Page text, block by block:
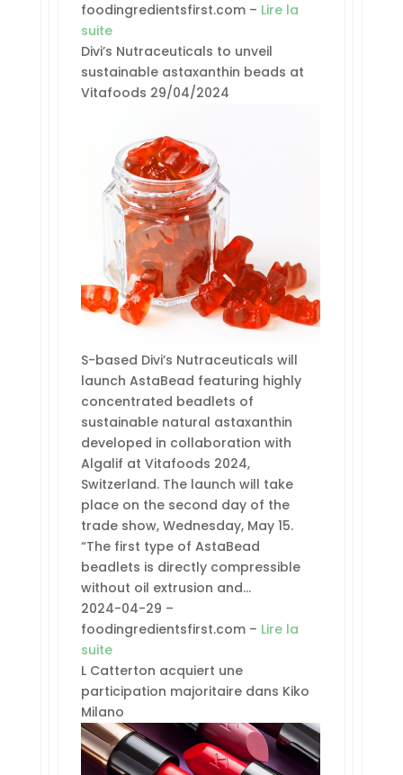
foodingredientsfirst.com – Lire la
suite
Divi’s Nutraceuticals to unveil
sustainable astaxanthin beads at
Vitafoods 29/04/2024
S-based Divi’s Nutraceuticals will
launch AstaBead featuring highly
concentrated beadlets of
sustainable natural astaxanthin
developed in collaboration with
Algalif at Vitafoods 2024,
Switzerland. The launch will take
place on the second day of the
trade show, Wednesday, May 15.
“The first type of AstaBead
beadlets is directly compressible
without oil extrusion and…
2024-04-29 –
foodingredientsfirst.com – Lire la
suite
L Catterton acquiert une
participation majoritaire dans Kiko
Milano